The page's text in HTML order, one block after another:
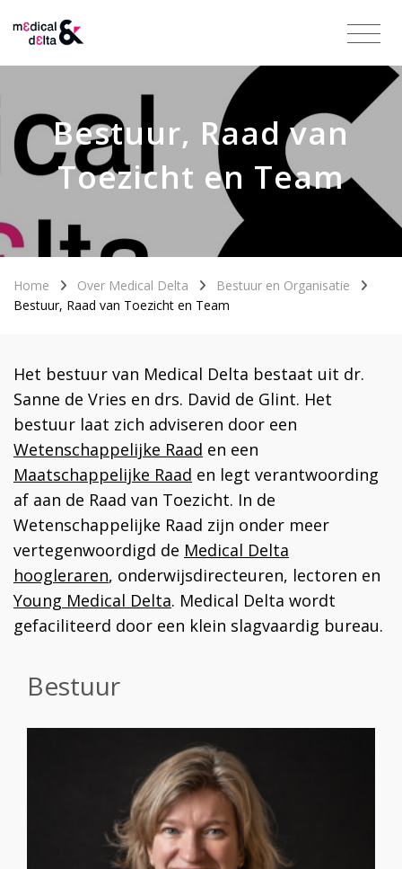
Bestuur, Raad van
Toezicht en Team
Home Over Medical Delta
Bestuur en Organisatie
Bestuur, Raad van Toezicht en Team
Het bestuur van Medical Delta bestaat uit dr.
Sanne de Vries en drs. David de Glint. Het
bestuur laat zich adviseren door een
Wetenschappelijke Raad en een
Maatschappelijke Raad en legt verantwoording
af aan de Raad van Toezicht. In de
Wetenschappelijke Raad zijn onder meer
vertegenwoordigd de Medical Delta
hoogleraren, onderwijsdirecteuren, lectoren en
Young Medical Delta. Medical Delta wordt
gefaciliteerd door een klein slagvaardig bureau.
Bestuur